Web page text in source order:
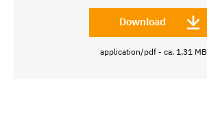
Download
application/pdf - ca. 1,31 MB